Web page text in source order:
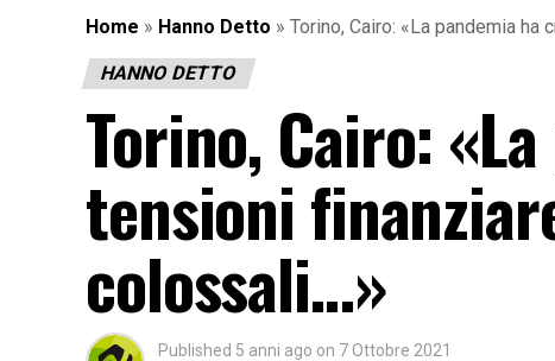
Home » Hanno Detto » Torino, Cairo: «La pandemia
HANNO DETTO
Torino, Cairo:
tensioni
colossali…»
Published 5 anni ago on 7 Ottobre 2021